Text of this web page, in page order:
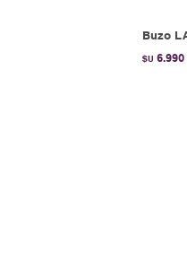
Buzo
$U 6.990